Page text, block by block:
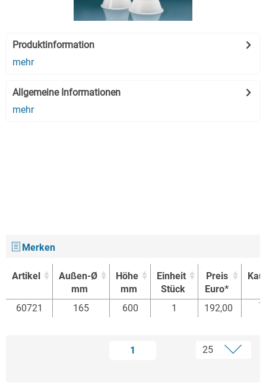
Produktinformation
mehr
Allgemeine Informationen
mehr
Merken
Artikel
Außen-Ø
mm
Höhe
mm
Einheit
Stück
Preis
Euro*
Artikel
Außen-Ø
Höhe
Einheit
Preis
60721 165 600 1 192,00
1